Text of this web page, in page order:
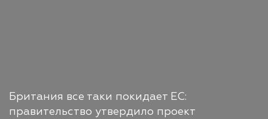
Британия все таки покидает ЕС:
правительство утвердило проект